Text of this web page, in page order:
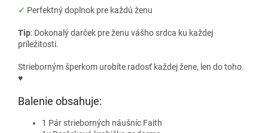
✓ Perfektný doplnok pre každú ženu
Tip: Dokonalý darček pre ženu vášho srdca ku každej
príležitosti.
Strieborným šperkom urobíte radosť každej žene, len do toho.
♥
Balenie obsahuje:
1 Pár strieborných náušníc Faith